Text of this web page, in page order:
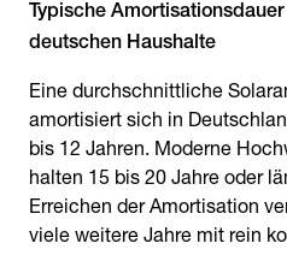
Typische
deutschen Haushalte
Eine durchschnittliche
amortisiert sich in
bis 12 Jahren. Moderne
halten 15 bis 20 Jahre oder
Erreichen der Amortisation
viele weitere Jahre mit rein